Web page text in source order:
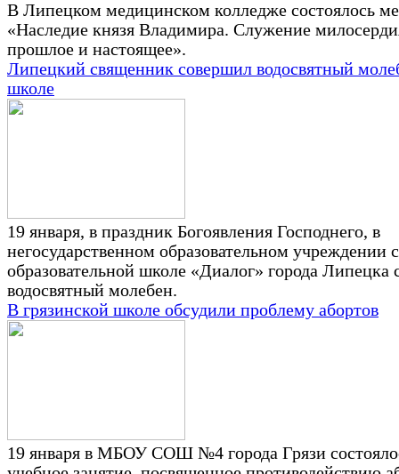
В Липецком медицинском колледже состоялось
«Наследие князя Владимира. Служение
прошлое и настоящее».
Липецкий священник совершил водосвятный
школе
19 января, в праздник Богоявления Господнего, в
негосударственном образовательном учреждении
образовательной школе «Диалог» города Липецка
водосвятный молебен.
В грязинской школе обсудили проблему абортов
19 января в МБОУ СОШ №4 города Грязи